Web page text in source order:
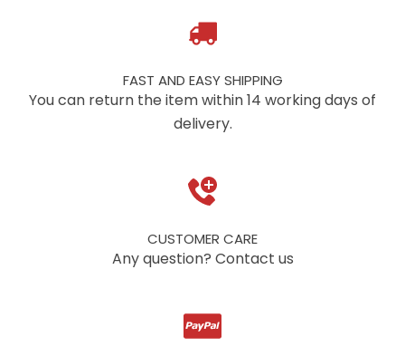
FAST AND EASY SHIPPING
You can return the item within 14 working days of
delivery.
CUSTOMER CARE
Any question? Contact us